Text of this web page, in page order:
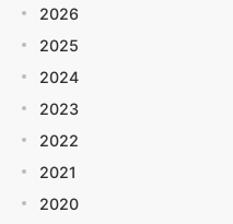
2026
2025
2024
2023
2022
2021
2020